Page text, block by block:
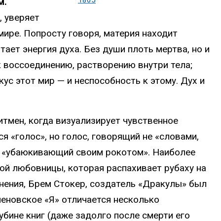
уверяет
Попросту говоря, материя находит
энергия духа. Без души плоть мертва, но и
растворению внутри тела;
этот мир — и неспособность к этому. Дух и
когда визуализирует чувственное
«голос», но голос, говорящий не «словами,
своим рокотом». Наиболее
любовницы, которая распахивает рубаху на
Брем Стокер, создатель «Дракулы» был
«Я» отличается несколько
книг (даже задолго после смерти его